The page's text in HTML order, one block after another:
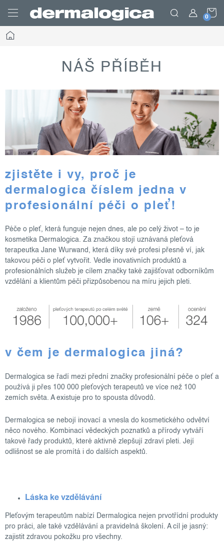
obsah
Domov
NÁŠ PŘÍBĚH
zjistěte i vy, proč je
dermalogica číslem jedna v
profesionální péči o pleť!
Péče o pleť, která funguje nejen dnes, ale po celý život – to je
kosmetika Dermalogica. Za značkou stojí uznávaná pleťová
terapeutka Jane Wurwand, která díky své profesi přesně ví, jak
takovou péči o pleť vytvořit. Vedle inovativních produktů a
profesionálních služeb je cílem značky také zajišťovat odborníkům
vzdělání a klientům péči přizpůsobenou na míru jejich pleti.
v čem je dermalogica jiná?
Dermalogica se řadí mezi přední značky profesionální péče o pleť a
používá ji přes 100 000 pleťových terapeutů ve více než 100
zemích světa. A existuje pro to spousta důvodů.
Dermalogica se nebojí inovací a vnesla do kosmetického odvětví
něco nového. Kombinací vědeckých poznatků a přírody vytváří
takové řady produktů, které aktivně zlepšují zdraví pleti. Její
odlišnost se ale promítá i do dalších aspektů.
Láska ke vzdělávání
Pleťovým terapeutům nabízí Dermalogica nejen prvotřídní produkty
pro práci, ale také vzdělávání a pravidelná školení. A cíl je jasný:
zajistit zdravou pokožku pro všechny.